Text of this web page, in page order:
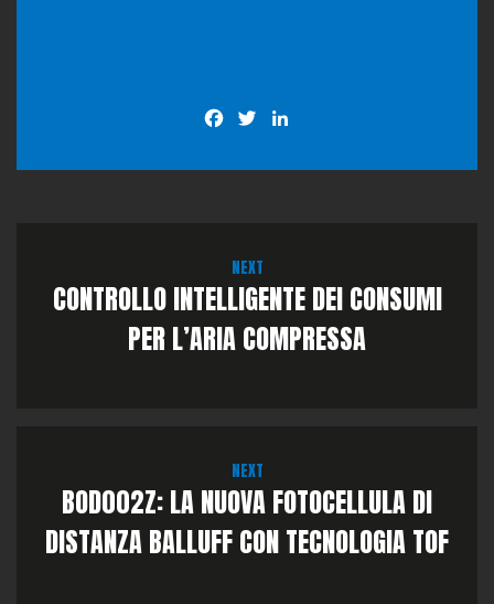
Facebook
Twitter
NEXT
CONTROLLO INTELLIGENTE DEI CONSUMI
PER L’ARIA COMPRESSA
NEXT
BOD002Z: LA NUOVA FOTOCELLULA DI
DISTANZA BALLUFF CON TECNOLOGIA TOF